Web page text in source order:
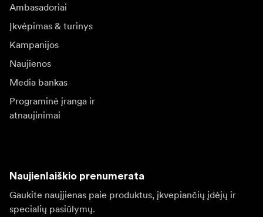
Ambasadoriai
Įkvėpimas & turinys
Kampanijos
Naujienos
Media bankas
Programinė įranga ir
atnaujinimai
Naujienlaiškio prenumerata
Gaukite naujjienas paie produktus, įkvepiančių įdėjų ir
specialių pasiūlymų.